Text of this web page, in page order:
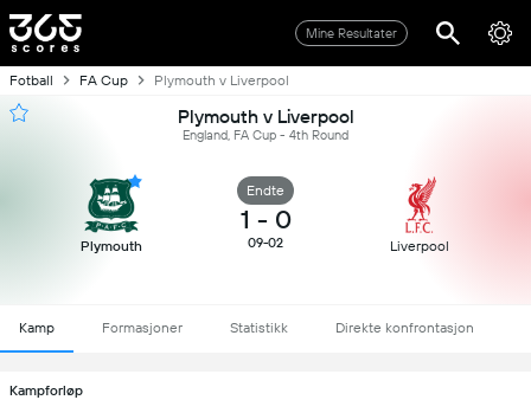
Mine Resultater
Fotball FA Cup Plymouth v Liverpool
Plymouth v Liverpool
England, FA Cup - 4th Round
Plymouth
Endte
1 - 0
09-02 Liverpool
Kamp Formasjoner Statistikk Direkte konfrontasjon
Kampforløp